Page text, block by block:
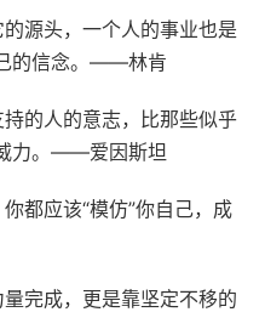
源头，一个人的事业也是
的信念。——林肯
的人的意志，比那些似乎
力。——爱因斯坦
都应该“模仿”你自己，成
完成，更是靠坚定不移的